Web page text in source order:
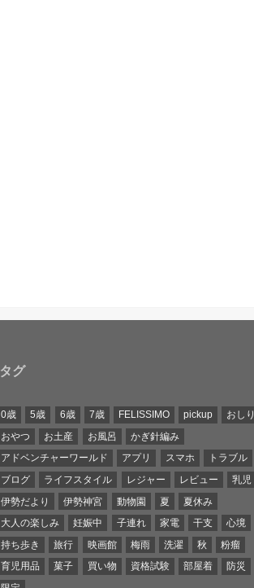
タグ
0歳 5歳 6歳 7歳 FELISSIMO pickup
おしり
おやつ
お土産 お風呂
かぎ針編み
アドベンチャーワールド
アプリ スマホ
トラブル
ブログ
ライフスタイル レジャー レビュー
乳児
伊勢だより
伊勢神宮 動物園 夏
夏休み
大人の楽しみ
妊娠中 子連れ 家電 干支
心境
持ち歩き
旅行 映画館 梅雨 洗濯 秋
粉瘤
育児用品
菓子 買い物 資格試験 部屋着
防災